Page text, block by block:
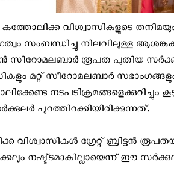
വിശ്വാസികളുടെ തനിമയും
സംബന്ധിച്ചു നിലവിലുള്ള
സീറോമലബാർ രൂപത പുതിയ
മറ്റ് സീറോമലബാർ
നടപടിക്രമങ്ങളെക്കുറിച്ചും
പുറത്തിറക്കിയിരിക്കുന്നത്.
വിശ്വാസികൾ ഗ്രേറ്റ്‌ ബ്രിട്ടൻ
നഷ്ട്ടമാകില്ലായെന്ന് ഈ